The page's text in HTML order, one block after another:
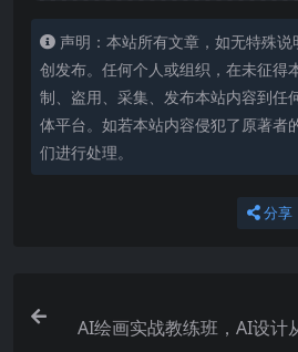
声明：本站所有文章，如无特殊
创发布。任何个人或组织，在未征得
制、盗用、采集、发布本站内容到任
体平台。如若本站内容侵犯了原著者
们进行处理。
分享
AI绘画实战教练班，AI设计